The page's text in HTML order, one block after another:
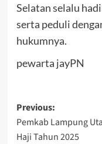
Selatan selalu
serta peduli
hukumnya.
pewarta jayPN
Post
navigation
Previous:
Pemkab Lampung
Haji Tahun 2025